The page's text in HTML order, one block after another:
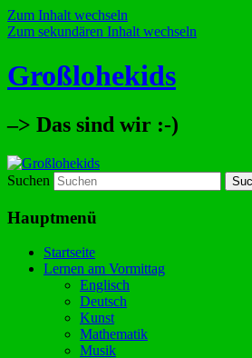
Zum Inhalt wechseln
Zum sekundären Inhalt wechseln
Großlohekids
–> Das sind wir :-)
Suchen
Hauptmenü
Startseite
Lernen am Vormittag
Englisch
Deutsch
Kunst
Mathematik
Musik